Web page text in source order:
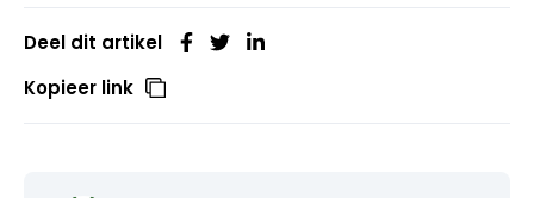
Deel dit artikel
Kopieer link